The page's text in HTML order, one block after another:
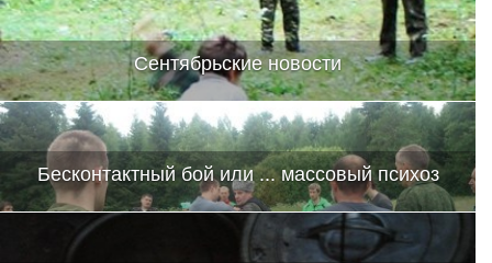
Сентябрьские новости
Бесконтактный бой или ... массовый психоз